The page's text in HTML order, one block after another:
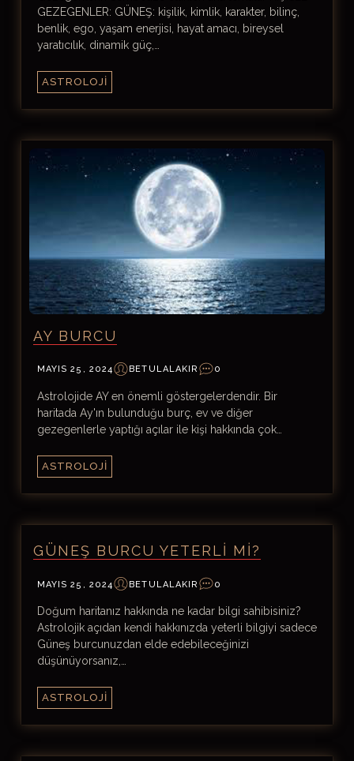
GEZEGENLER: GÜNEŞ: kişilik, kimlik, karakter, bilinç,
benlik, ego, yaşam enerjisi, hayat amacı, bireysel
yaratıcılık, dinamik güç,…
ASTROLOJI
AY BURCU
MAYIS 25, 2024 BETULALAKIR 0
Astrolojide AY en önemli göstergelerdendir. Bir
haritada Ay'ın bulunduğu burç, ev ve diğer
gezegenlerle yaptığı açılar ile kişi hakkında çok…
ASTROLOJI
GÜNEŞ BURCU YETERLI MI?
MAYIS 25, 2024 BETULALAKIR 0
Doğum haritanız hakkında ne kadar bilgi sahibisiniz?
Astrolojik açıdan kendi hakkınızda yeterli bilgiyi sadece
Güneş burcunuzdan elde edebileceğinizi
düşünüyorsanız,…
ASTROLOJI